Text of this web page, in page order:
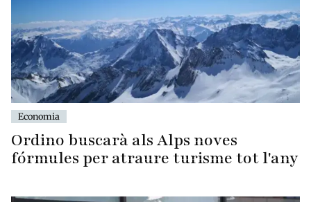
Economia
Ordino buscarà als Alps noves
fórmules per atraure turisme tot l'any